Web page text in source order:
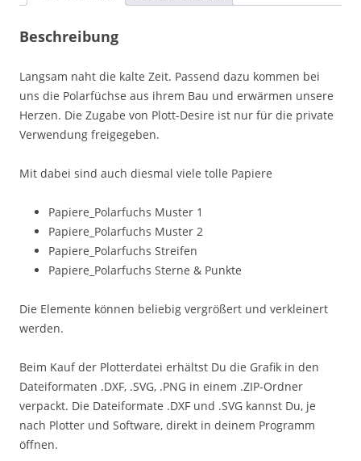
Beschreibung
Langsam naht die kalte Zeit. Passend dazu kommen bei
uns die Polarfüchse aus ihrem Bau und erwärmen unsere
Herzen. Die Zugabe von Plott-Desire ist nur für die private
Verwendung freigegeben.
Mit dabei sind auch diesmal viele tolle Papiere
Papiere_Polarfuchs Muster 1
Papiere_Polarfuchs Muster 2
Papiere_Polarfuchs Streifen
Papiere_Polarfuchs Sterne & Punkte
Die Elemente können beliebig vergrößert und verkleinert
werden.
Beim Kauf der Plotterdatei erhältst Du die Grafik in den
Dateiformaten .DXF, .SVG, .PNG in einem .ZIP-Ordner
verpackt. Die Dateiformate .DXF und .SVG kannst Du, je
nach Plotter und Software, direkt in deinem Programm
öffnen.